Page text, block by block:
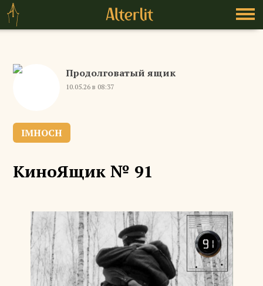
Продолговатый ящик
10.05.26 в 08:37
IMHOCH
КиноЯщик № 91